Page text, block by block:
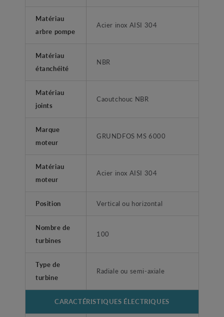
Matériau
arbre pompe
Acier inox AISI 304
Matériau
étanchéité
NBR
Matériau
joints
Caoutchouc NBR
Marque
moteur
GRUNDFOS MS 6000
Matériau
moteur
Acier inox AISI 304
Position Vertical ou horizontal
Nombre de
turbines
100
Type de
turbine
Radiale ou semi-axiale
CARACTÉRISTIQUES ÉLECTRIQUES